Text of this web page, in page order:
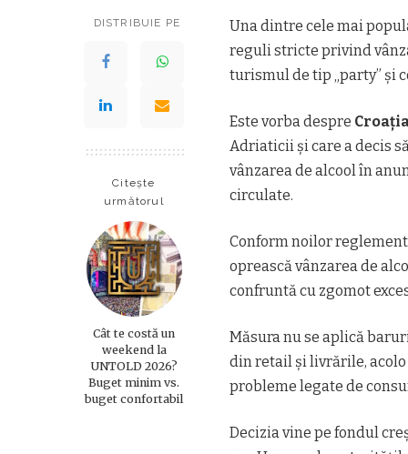
DISTRIBUIE PE
Citește
următorul
Cât te costă un
weekend la
UNTOLD 2026?
Buget minim vs.
buget confortabil
Una dintre cele mai
reguli stricte privind
turismul de tip „party” și
Este vorba despre
Adriaticii și care a decis
vânzarea de alcool în
circulate.
Conform noilor
oprească vânzarea de
confruntă cu zgomot
Măsura nu se aplică
din retail și livrările,
probleme legate de
Decizia vine pe fondul